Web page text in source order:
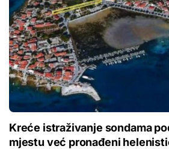
Kreće istraživanje sondama
mjestu već pronađeni